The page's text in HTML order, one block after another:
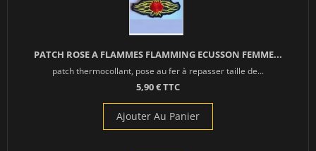
PATCH ROSE A FLAMMES FLAMMING ECUSSON FEMME...
patch thermocollant, pose au fer à repasser taille de...
5,90 € TTC
Ajouter Au Panier